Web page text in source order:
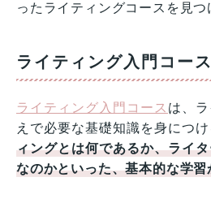
ったライティングコースを見つ
ライティング入門コース
ライティング入門コース は、
えで必要な基礎知識を身につ
ィングとは何であるか、ライ
なのかといった、基本的な学